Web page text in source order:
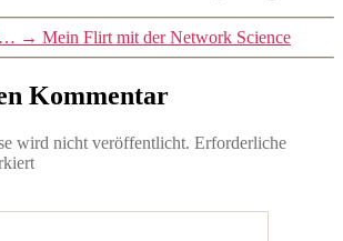
→ Mein Flirt mit der Network Science
Kommentar
wird nicht veröffentlicht. Erforderliche